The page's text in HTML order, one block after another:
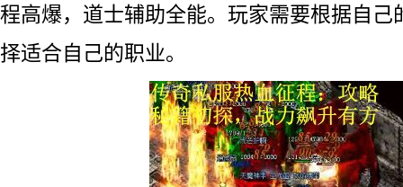
程高爆，道士辅助全能。玩家需要根据自己
择适合自己的职业。